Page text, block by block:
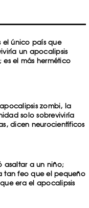
el único país que
un apocalipsis
es el más hermético
zombi, la
solo sobreviviría
dicen neurocientíficos
asaltar a un niño;
tan feo que el pequeño
era el apocalipsis